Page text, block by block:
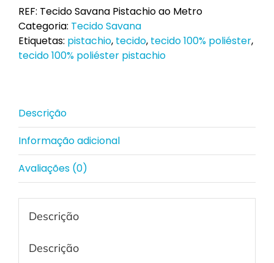
Pistachio
ao
Metro
REF: Tecido Savana Pistachio ao Metro
Categoria: Tecido Savana
Etiquetas: pistachio, tecido, tecido 100% poliéster,
tecido 100% poliéster pistachio
Descrição
Informação adicional
Avaliações (0)
Descrição
Descrição